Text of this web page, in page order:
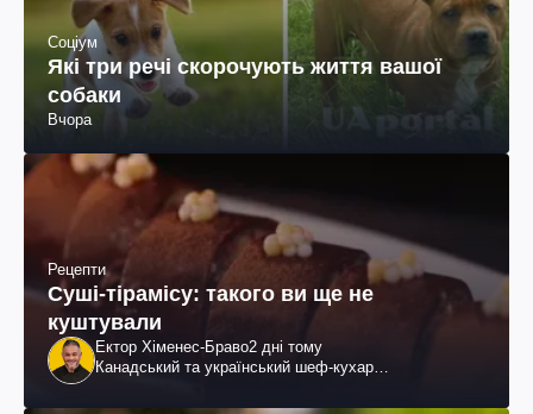
Соціум
Які три речі скорочують життя вашої
собаки
Вчора
Рецепти
Суші-тірамісу: такого ви ще не
куштували
Ектор Хіменес-Браво2 дні тому
Канадський та український шеф-кухар